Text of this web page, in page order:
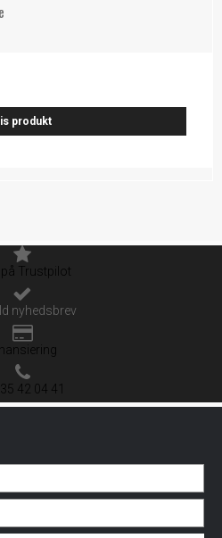
produkt
Trustpilot
nyhedsbrev
42 04 41